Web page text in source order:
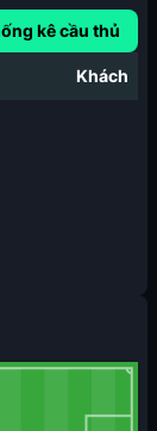
kê cầu thủ
Khách